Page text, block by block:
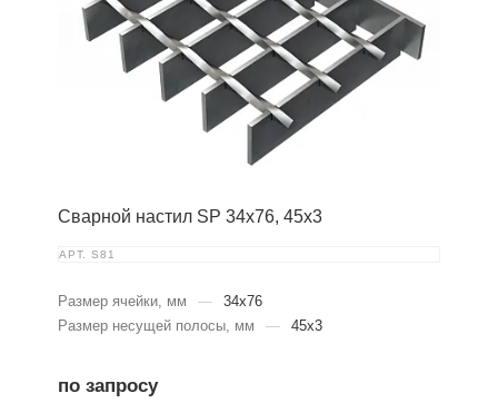
Сварной настил SP 34х76, 45х3
АРТ. S81
Размер ячейки, мм —
34x76
Размер несущей полосы, мм
— 45x3
по запросу